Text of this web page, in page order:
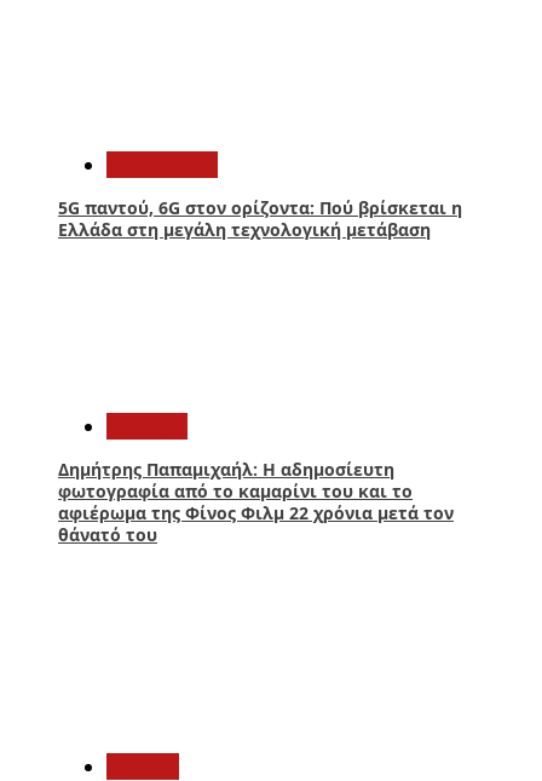
5G παντού, 6G στον ορίζοντα: Πού βρίσκεται η
Ελλάδα στη μεγάλη τεχνολογική μετάβαση
Δημήτρης Παπαμιχαήλ: Η αδημοσίευτη
φωτογραφία από το καμαρίνι του και το
αφιέρωμα της Φίνος Φιλμ 22 χρόνια μετά τον
θάνατό του